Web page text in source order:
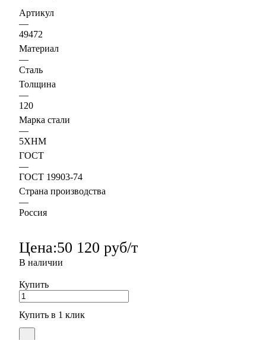
Артикул
—
49472
Материал
—
Сталь
Толщина
—
120
Марка стали
—
5ХНМ
ГОСТ
—
ГОСТ 19903-74
Страна производства
—
Россия
Цена:50 120 руб/т
В наличии
Купить
Купить в 1 клик